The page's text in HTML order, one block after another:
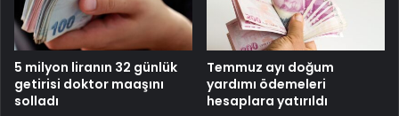
5 milyon liranın 32 günlük
getirisi doktor maaşını
solladı
Temmuz ayı doğum
yardımı ödemeleri
hesaplara yatırıldı